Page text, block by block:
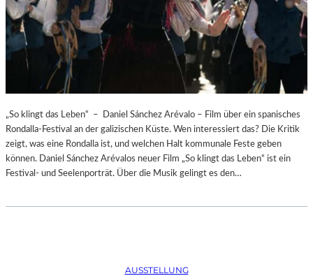
„So klingt das Leben“ – Daniel Sánchez Arévalo – Film über ein spanisches
Rondalla-Festival an der galizischen Küste. Wen interessiert das? Die Kritik
zeigt, was eine Rondalla ist, und welchen Halt kommunale Feste geben
können. Daniel Sánchez Arévalos neuer Film „So klingt das Leben“ ist ein
Festival- und Seelenporträt. Über die Musik gelingt es den…
AUSSTELLUNG